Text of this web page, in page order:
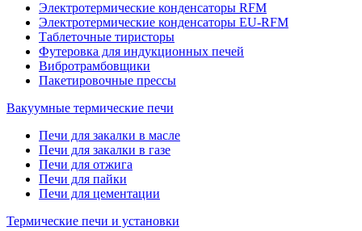
Электротермические конденсаторы RFM
Электротермические конденсаторы EU-RFM
Таблеточные тиристоры
Футеровка для индукционных печей
Вибротрамбовщики
Пакетировочные прессы
Вакуумные термические печи
Печи для закалки в масле
Печи для закалки в газе
Печи для отжига
Печи для пайки
Печи для цементации
Термические печи и установки